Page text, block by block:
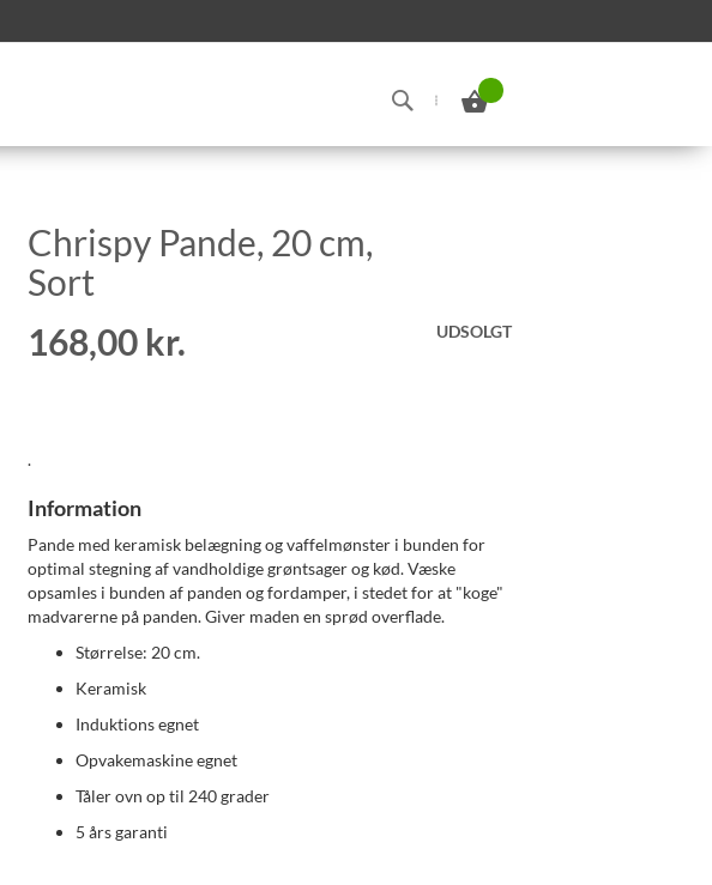
Min indkøbskurv
Search
Chrispy Pande, 20 cm,
Sort
168,00 kr.
UDSOLGT
.
Information
Pande med keramisk belægning og vaffelmønster i bunden for
optimal stegning af vandholdige grøntsager og kød. Væske
opsamles i bunden af panden og fordamper, i stedet for at "koge"
madvarerne på panden. Giver maden en sprød overflade.
Størrelse: 20 cm.
Keramisk
Induktions egnet
Opvakemaskine egnet
Tåler ovn op til 240 grader
5 års garanti